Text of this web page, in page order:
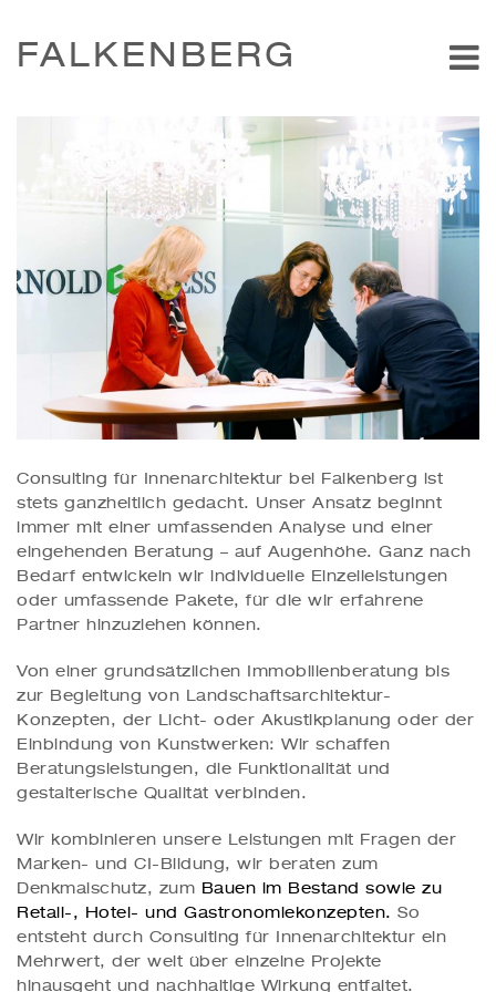
FALKENBERG
Consulting für Innenarchitektur bei Falkenberg ist
stets ganzheitlich gedacht. Unser Ansatz beginnt
immer mit einer umfassenden Analyse und einer
eingehenden Beratung – auf Augenhöhe. Ganz nach
Bedarf entwickeln wir individuelle Einzelleistungen
oder umfassende Pakete, für die wir erfahrene
Partner hinzuziehen können.
Von einer grundsätzlichen Immobilienberatung bis
zur Begleitung von Landschaftsarchitektur-
Konzepten, der Licht- oder Akustikplanung oder der
Einbindung von Kunstwerken: Wir schaffen
Beratungsleistungen, die Funktionalität und
gestalterische Qualität verbinden.
Wir kombinieren unsere Leistungen mit Fragen der
Marken- und CI-Bildung, wir beraten zum
Denkmalschutz, zum Bauen im Bestand sowie zu
Retail -, Hotel- und Gastronomiekonzepten. So
entsteht durch Consulting für Innenarchitektur ein
Mehrwert, der weit über einzelne Projekte
hinausgeht und nachhaltige Wirkung entfaltet.